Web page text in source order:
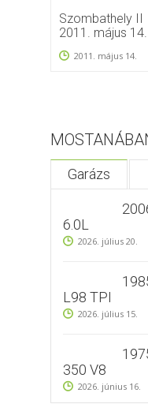
Szombathely II
2011. május 14.
2011. május 14.
Garázs
6.0L
2026. július 20.
L98 TPI
2026. július 15.
350 V8
2026. június 16.